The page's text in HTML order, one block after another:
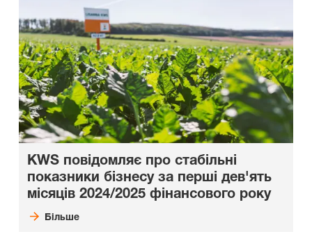
KWS повідомляє про стабільні
показники бізнесу за перші дев'ять
місяців 2024/2025 фінансового року
Більше